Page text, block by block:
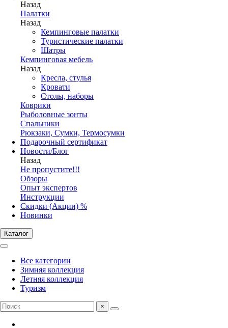
Назад
Палатки
Назад
Кемпинговые палатки
Туристические палатки
Шатры
Кемпинговая мебель
Назад
Кресла, стулья
Кровати
Столы, наборы
Коврики
Рыболовные зонты
Спальники
Рюкзаки, Сумки, Термосумки
Подарочный сертификат
Новости/Блог
Назад
Не пропустите!!!
Обзоры
Опыт экспертов
Инструкции
Скидки (Акции) %
Новинки
Каталог
Все категории
Зимняя коллекция
Летняя коллекция
Туризм
×